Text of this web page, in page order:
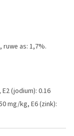
as: 1,7%.
(jodium): 0.16
mg/kg, E6 (zink):